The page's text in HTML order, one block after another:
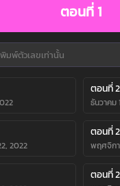
ตอนที่ 1
ตอนที่
ธันวาคม
2022
ตอนที่
พฤศจิก
ตอนที่